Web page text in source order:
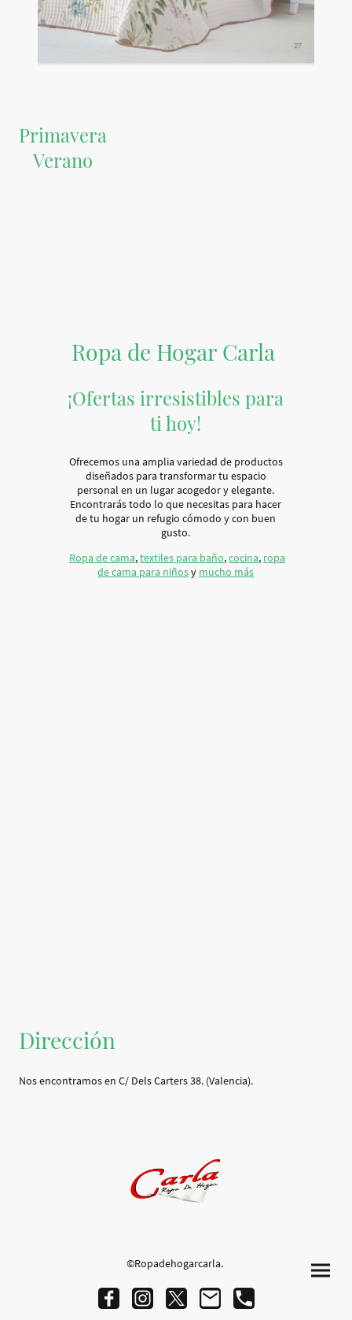
Primavera
Verano
Ropa de Hogar Carla
¡Ofertas irresistibles para
ti hoy!
Ofrecemos una amplia variedad de productos
diseñados para transformar tu espacio
personal en un lugar acogedor y elegante.
Encontrarás todo lo que necesitas para hacer
de tu hogar un refugio cómodo y con buen
gusto.
Ropa de cama,textiles para baño,cocina, ropa
de cama para niñosy mucho más
Dirección
Nos encontramos en C/ Dels Carters 38. (Valencia).
©Ropadehogarcarla.